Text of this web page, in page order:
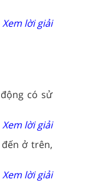
Xem lời giải
có sử
Xem lời giải
ở trên,
Xem lời giải